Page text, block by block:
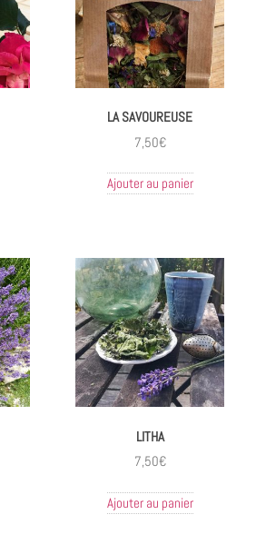
LA SAVOUREUSE
7,50€
Ajouter au panier
LITHA
7,50€
Ajouter au panier